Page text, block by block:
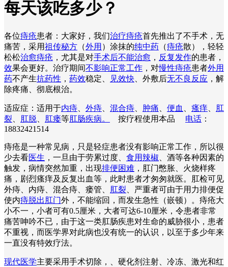
每天该吃多少？
各位痔疮患者：大家好，我们治疗痔疮首先推出了不手术，无
痛苦，采用祖传秘方 （外用 ）涂抹的纯中药 （痔疮散），轻轻
松松治愈痔疮 ，尤其是对手术后不能治愈 ， 反复发作的患者，
效果会更好。治疗期间不影响正常工作 ，对慢性痔疮患者外用
药不产生抗药性 ， 药效稳定、 见效快 、外敷后无不良反应 ，解
除疼痛、彻底根治。
适应症：适用于内痔 外痔 混合痔 肿痛 便血 瘙痒
肛
裂
肛脱 肛瘘等肛肠疾病。 按疗程使用本品 电话 ：
18832421514
痔疮是一种常见病，只是轻症患者没有影响正常工作，所以很
少去看医生 ，一旦由于劳累过度、 食用辣椒 、酒等各种因素的
触发，病情突然加重，出现排便困难 ，肛门憋胀、火烧样疼
痛，剧烈瘙痒及反复出血等，此时患者才匆匆就医。肛检可见
外痔、内痔、混合痔、瘘管、
肛裂 、严重者可由于用力排便促
使内痔脱出肛门外，不能缩回，而发生急性（嵌顿）。痔疮大
小不一，小者可有0.5厘米，大者可达6-10厘米，令患者非常
痛苦呻吟不已，由于这一类肛肠疾患对生命的威胁很小，患者
不重视，而医学界对此病也没有统一的认识，以至于多少年来
一直没有特效疗法。
现代医学主要采用手术切除，、硬化剂注射、冷冻、激光和红